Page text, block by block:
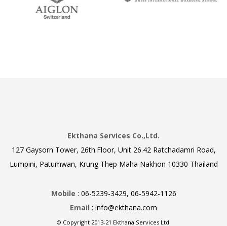
Ekthana Services Co.,Ltd.
127 Gaysorn Tower, 26th.Floor, Unit 26.42 Ratchadamri Road,
Lumpini, Patumwan, Krung Thep Maha Nakhon 10330 Thailand
Mobile : 06-5239-3429, 06-5942-1126
Email : info@ekthana.com
© Copyright 2013-21 Ekthana Services Ltd.